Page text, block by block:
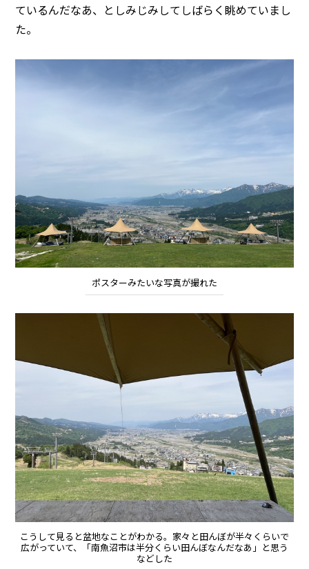
ているんだなあ、としみじみしてしばらく眺めていまし
た。
ポスターみたいな写真が撮れた
こうして見ると盆地なことがわかる。家々と田んぼが半々くらいで
広がっていて、「南魚沼市は半分くらい田んぼなんだなあ」と思う
などした